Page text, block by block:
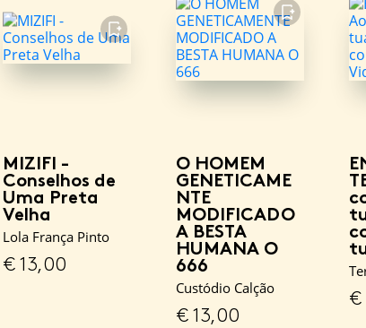
FAVORITO
MIZIFI -
Conselhos de
Uma Preta
Velha
Lola França Pinto
€13,00
FAVORITO
O HOMEM
GENETICAME
NTE
MODIFICADO
A BESTA
HUMANA O
666
Custódio Calção
€13,00
€